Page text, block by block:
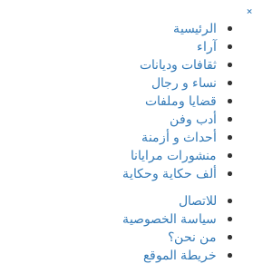
×
الرئيسية
آراء
ثقافات وديانات
نساء و رجال
قضايا وملفات
أدب وفن
أحداث و أزمنة
منشورات مرايانا
ألف حكاية وحكاية
للاتصال
سياسة الخصوصية
من نحن؟
خريطة الموقع